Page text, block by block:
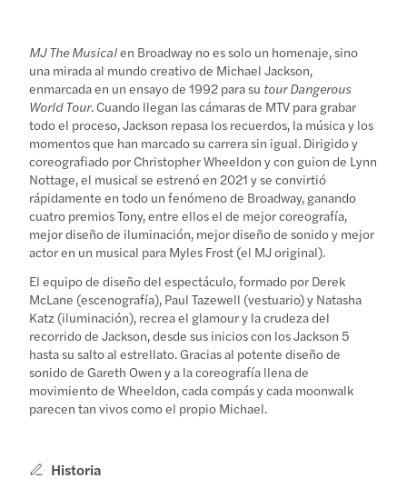
MJ The Musicalen Broadway no es solo un homenaje, sino
una mirada al mundo creativo de Michael Jackson,
enmarcada en un ensayo de 1992 para su tour Dangerous
World Tour. Cuando llegan las cámaras de MTV para grabar
todo el proceso, Jackson repasa los recuerdos, la música y los
momentos que han marcado su carrera sin igual. Dirigido y
coreografiado por Christopher Wheeldon y con guion de Lynn
Nottage, el musical se estrenó en 2021 y se convirtió
rápidamente en todo un fenómeno de Broadway, ganando
cuatro premios Tony, entre ellos el de mejor coreografía,
mejor diseño de iluminación, mejor diseño de sonido y mejor
actor en un musical para Myles Frost (el MJ original).
El equipo de diseño del espectáculo, formado por Derek
McLane (escenografía), Paul Tazewell (vestuario) y Natasha
Katz (iluminación), recrea el glamour y la crudeza del
recorrido de Jackson, desde sus inicios con los Jackson 5
hasta su salto al estrellato. Gracias al potente diseño de
sonido de Gareth Owen y a la coreografía llena de
movimiento de Wheeldon, cada compás y cada moonwalk
parecen tan vivos como el propio Michael.
Historia